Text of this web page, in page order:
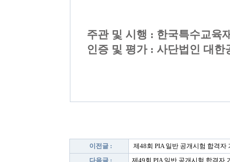
주관 및 시행 : 한국특수교육
인증 및 평가 : 사단법인 대한
이전글 :
제48회 PIA 일반 공개시험 합격자
다음글 :
제49회 PIA 일반 공개시험 합격자